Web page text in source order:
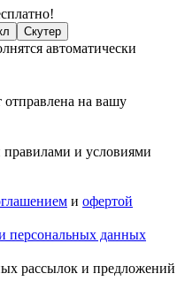
Скутер
автоматически
отправлена на вашу
правилами и условиями
и офертой
персональных данных
рассылок и предложений